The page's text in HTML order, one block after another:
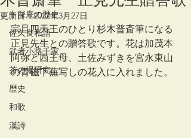
卜深庵の歴史
佐久良私語
武者小路千家
茶の湯研究
歴史
和歌
漢詩
更新日：2022年3月27日
宗旦四天王のひとり杉木普斎筆になる
正見先生との贈答歌です。花は加茂本
阿弥と西王母、土佐みずきを宮永東山
の青磁下蕪写しの花入に入れました。